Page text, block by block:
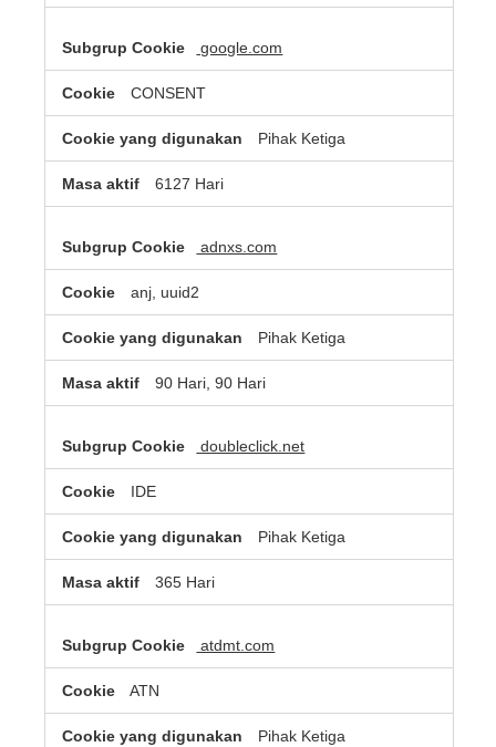
google.com
CONSENT
Pihak Ketiga
6127 Hari
adnxs.com
anj, uuid2
Pihak Ketiga
90 Hari, 90 Hari
doubleclick.net
IDE
Pihak Ketiga
365 Hari
atdmt.com
ATN
Pihak Ketiga